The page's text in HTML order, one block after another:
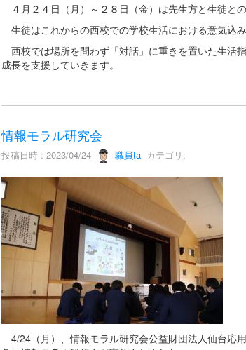
４月２４日（月）～２８日（金）は先生方と生徒との
生徒はこれからの西校での学校生活における意気込
西校では場所を問わず「対話」に重きを置いた生活
成長を支援していきます。
情報モラル研究会
投稿日時 : 2023/04/24 職員taカテゴリ:
4/24（月）、情報モラル研究会公益財団法人仙台